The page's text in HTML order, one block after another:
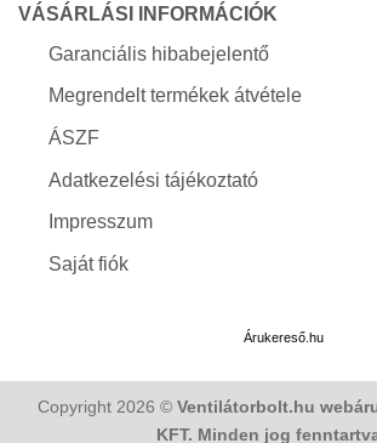
VÁSÁRLÁSI INFORMÁCIÓK
Garanciális hibabejelentő
Megrendelt termékek átvétele
ÁSZF
Adatkezelési tájékoztató
Impresszum
Saját fiók
Árukereső.hu
Copyright 2026 © Ventilátorbolt.hu
KFT. Minden jog